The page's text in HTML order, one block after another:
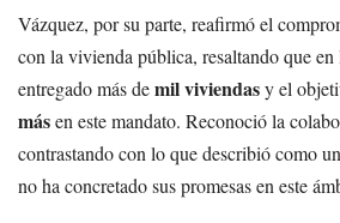
Vázquez, por su parte, reafirmó el
con la vivienda pública, resaltando que en
entregado más demil viviendasy el
másen este mandato. Reconoció la
contrastando con lo que describió como
no ha concretado sus promesas en este